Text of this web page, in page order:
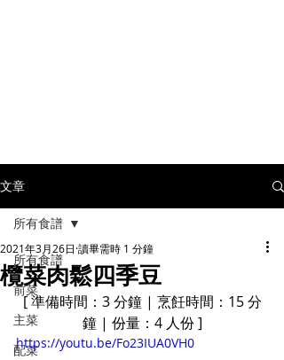
文章
所有食譜
前菜
主菜
配菜
所有食譜
欖菜肉鬆四季豆
2021年3月26日 讀畢需時 1 分鐘
[ 準備時間：3 分鐘 | 烹飪時間：15 分
鐘 | 份量：4 人份 ]
https://youtu.be/Fo23IUA0VH0